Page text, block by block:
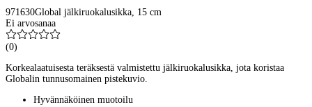
971630Global jälkiruokalusikka, 15 cm
Ei arvosanaa
(0)
Korkealaatuisesta teräksestä valmistettu jälkiruokalusikka, jota koristaa
Globalin tunnusomainen pistekuvio.
Hyvännäköinen muotoilu